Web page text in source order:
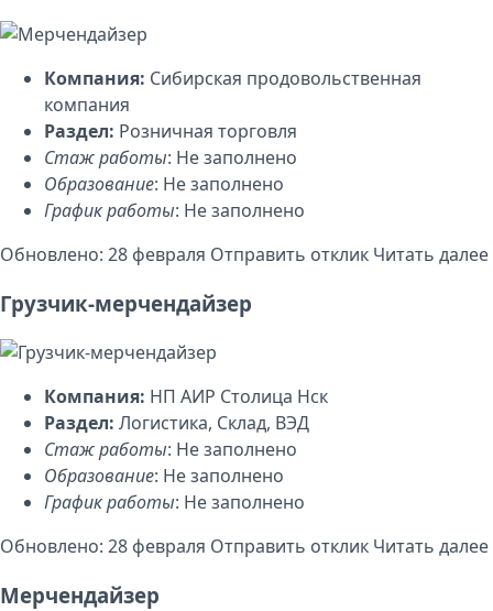
Компания: Сибирская продовольственная
компания
Раздел: Розничная торговля
Стаж работы: Не заполнено
Образование: Не заполнено
График работы: Не заполнено
Обновлено: 28 февраля Отправить отклик Читать далее
Грузчик-мерчендайзер
Компания: НП АИР Столица Нск
Раздел: Логистика, Склад, ВЭД
Стаж работы: Не заполнено
Образование: Не заполнено
График работы: Не заполнено
Обновлено: 28 февраля Отправить отклик Читать далее
Мерчендайзер